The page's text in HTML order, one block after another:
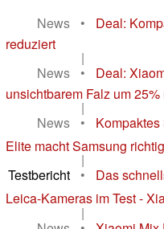
News
•
Deal:
reduziert
|
News
•
Deal:
unsichtbarem Falz um
|
News
•
Elite macht Samsung
|
Testbericht
•
Das
Leica-Kameras im Test -
|